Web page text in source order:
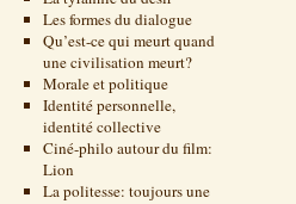
Les formes du dialogue
Qu’est-ce qui meurt quand
une civilisation meurt?
Morale et politique
Identité personnelle,
identité collective
Ciné-philo autour du film:
Lion
La politesse: toujours une